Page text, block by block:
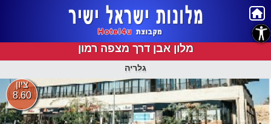
מלון אבן דרך מצפה רמון
גלריה
ציון
8.60
נגישות